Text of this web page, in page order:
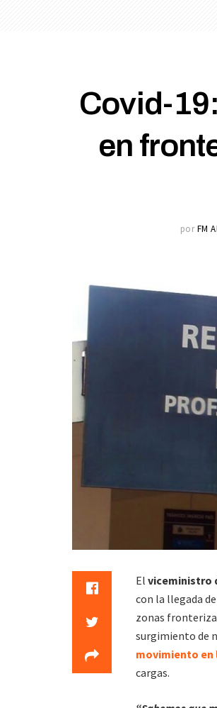
Covid-
en
por FM
El viceministro
con la llegada de
zonas
surgimiento de
movimiento
cargas.